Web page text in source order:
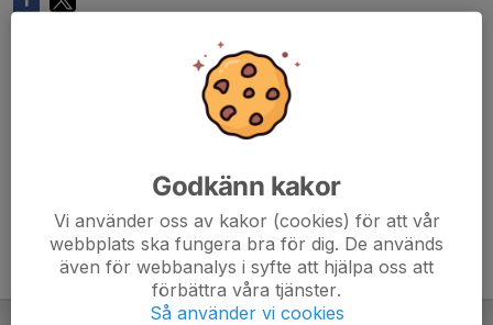
Godkänn kakor
Vi använder oss av kakor (cookies) för att vår
webbplats ska fungera bra för dig. De används
även för webbanalys i syfte att hjälpa oss att
förbättra våra tjänster.
Så använder vi cookies